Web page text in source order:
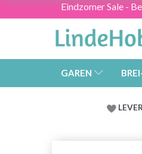
Eindzomer Sale -
GAREN